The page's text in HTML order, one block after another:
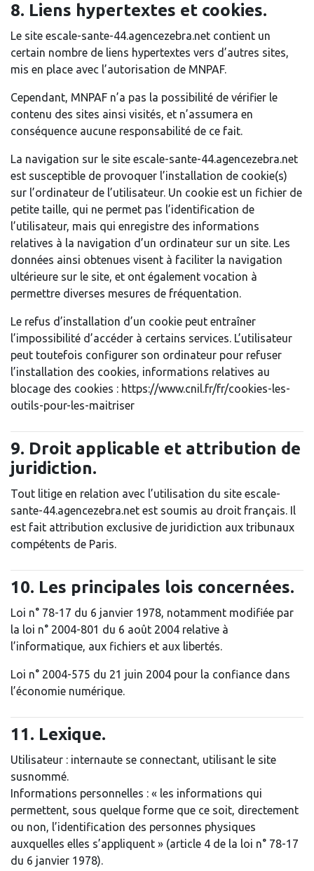
8. Liens hypertextes et cookies.
Le site escale-sante-44.agencezebra.net contient un
certain nombre de liens hypertextes vers d’autres sites,
mis en place avec l’autorisation de MNPAF.
Cependant, MNPAF n’a pas la possibilité de vérifier le
contenu des sites ainsi visités, et n’assumera en
conséquence aucune responsabilité de ce fait.
La navigation sur le site escale-sante-44.agencezebra.net
est susceptible de provoquer l’installation de cookie(s)
sur l’ordinateur de l’utilisateur. Un cookie est un fichier de
petite taille, qui ne permet pas l’identification de
l’utilisateur, mais qui enregistre des informations
relatives à la navigation d’un ordinateur sur un site. Les
données ainsi obtenues visent à faciliter la navigation
ultérieure sur le site, et ont également vocation à
permettre diverses mesures de fréquentation.
Le refus d’installation d’un cookie peut entraîner
l’impossibilité d’accéder à certains services. L’utilisateur
peut toutefois configurer son ordinateur pour refuser
l’installation des cookies, informations relatives au
blocage des cookies : https://www.cnil.fr/fr/cookies-les-
outils-pour-les-maitriser
9. Droit applicable et attribution de
juridiction.
Tout litige en relation avec l’utilisation du site escale-
sante-44.agencezebra.net est soumis au droit français. Il
est fait attribution exclusive de juridiction aux tribunaux
compétents de Paris.
10. Les principales lois concernées.
Loi n° 78-17 du 6 janvier 1978, notamment modifiée par
la loi n° 2004-801 du 6 août 2004 relative à
l’informatique, aux fichiers et aux libertés.
Loi n° 2004-575 du 21 juin 2004 pour la confiance dans
l’économie numérique.
11. Lexique.
Utilisateur : internaute se connectant, utilisant le site
susnommé.
Informations personnelles : « les informations qui
permettent, sous quelque forme que ce soit, directement
ou non, l’identification des personnes physiques
auxquelles elles s’appliquent » (article 4 de la loi n° 78-17
du 6 janvier 1978).